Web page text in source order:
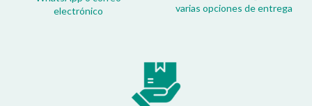
electrónico
varias opciones de entrega